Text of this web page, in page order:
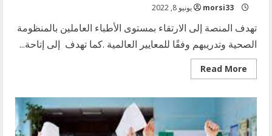
morsi33 يونيو 8, 2022
تهدف المنصة إلى الارتقاء بمستوى الأطباء العاملين بالمنظومة
الصحية وتدريبهم وفقًا للمعايير العالمية .كما تهدف إلى إتاحة...
Read More
Read
more
للزمالة
المصرية